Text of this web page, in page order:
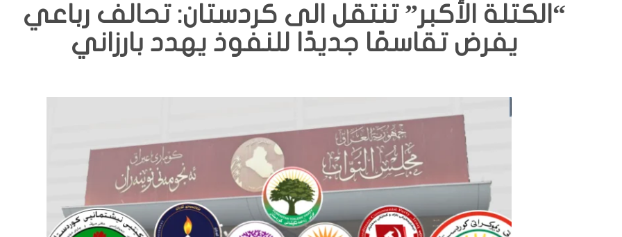
“الكتلة الأكبر” تنتقل الى كردستان: تحالف رباعي
يفرض تقاسمًا جديدًا للنفوذ يهدد بارزاني